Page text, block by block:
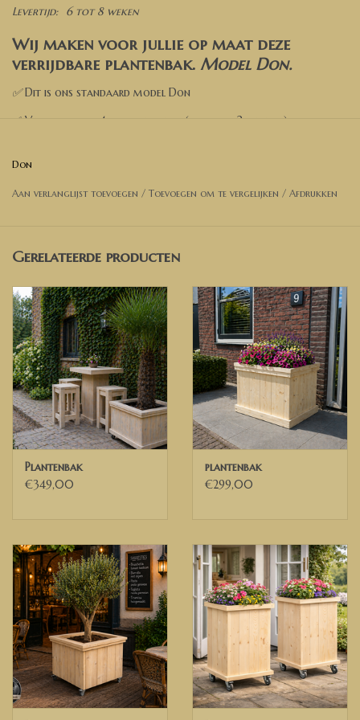
Levertijd: 6 tot 8 weken
Wij maken voor jullie op maat deze
verrijdbare plantenbak. Model Don.
✅Dit is ons standaard model Don
✅ Verrijdbaar op 4 dubbele wielen (waarvan 2 geremd)
voor een prijsopgave.
Afmetingen Plantenbak op foto
Lengte 70 cm
Breedte 30 cm
Hoogte 75 cm
Model op de foto is behandeld met een blanke beits
✅ Heeft u andere wensen of ideeën, neem dan gerust contact met
ons op. Dan kunnen wij de mogelijkheden bespreken.
Wij bezorgen door heel Nederland, België en delen van Duitsland
Belgisch BTW nummer, kunnen wij de 21% BTW verleggen. U
ontvangt dan een factuur exclusief BTW van ons.
DEUTSCH
Maßgefertigter Blumenkasten aus Gerüstholz
Modell Don
Möchten Sie eine andere Größe? Dann kontaktieren Sie uns für
ein Angebot.
Don
Aan verlanglijst toevoegen / Toevoegen om te vergelijken / Afdrukken
Gerelateerde producten
Plantenbak
€349,00
plantenbak
€299,00